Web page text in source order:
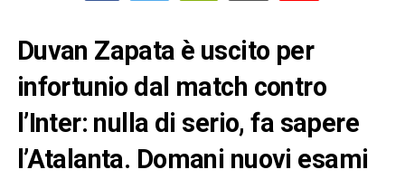
Duvan Zapata è uscito per
infortunio dal match contro
l’Inter: nulla di serio, fa sapere
l’Atalanta. Domani nuovi esami